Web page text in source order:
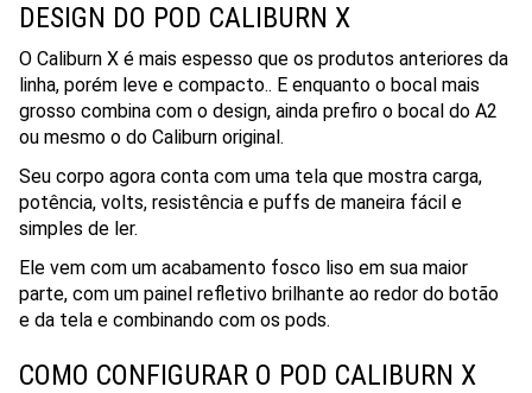
DESIGN DO POD CALIBURN X
O Caliburn X é mais espesso que os produtos anteriores da
linha, porém leve e compacto.. E enquanto o bocal mais
grosso combina com o design, ainda prefiro o bocal do A2
ou mesmo o do Caliburn original.
Seu corpo agora conta com uma tela que mostra carga,
potência, volts, resistência e puffs de maneira fácil e
simples de ler.
Ele vem com um acabamento fosco liso em sua maior
parte, com um painel refletivo brilhante ao redor do botão
e da tela e combinando com os pods.
COMO CONFIGURAR O POD CALIBURN X